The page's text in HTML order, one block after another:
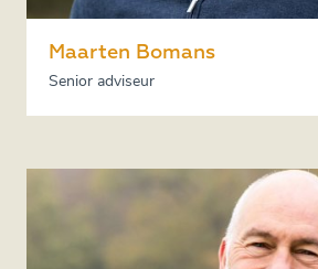
Maarten Bomans
Senior adviseur